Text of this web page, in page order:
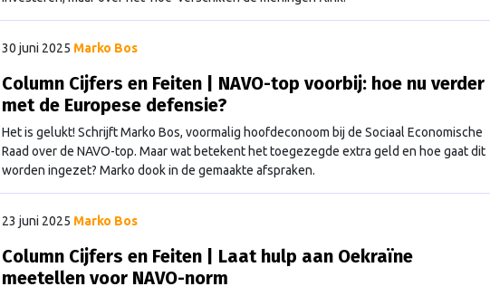
30 juni 2025 Marko Bos
Column Cijfers en Feiten | NAVO-top voorbij: hoe nu verder
met de Europese defensie?
Het is gelukt! Schrijft Marko Bos, voormalig hoofdeconoom bij de Sociaal Economische
Raad over de NAVO-top. Maar wat betekent het toegezegde extra geld en hoe gaat dit
worden ingezet? Marko dook in de gemaakte afspraken.
23 juni 2025 Marko Bos
Column Cijfers en Feiten | Laat hulp aan Oekraïne
meetellen voor NAVO-norm